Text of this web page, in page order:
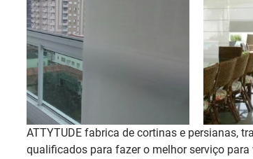
ATTYTUDE fabrica de cortinas e persianas,
qualificados para fazer o melhor serviço